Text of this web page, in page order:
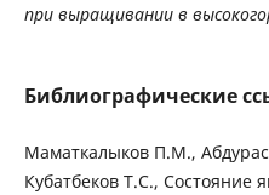
при выращивании в
Библиографические
Маматкалыков П.М.,
Кубатбеков Т.С., Состояние